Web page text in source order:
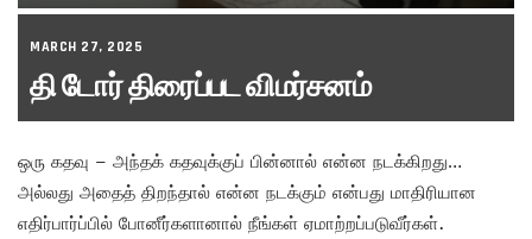
MARCH 27, 2025
தி டோர் திரைப்பட விமர்சனம்
ஒரு கதவு – அந்தக் கதவுக்குப் பின்னால் என்ன நடக்கிறது…
அல்லது அதைத் திறந்தால் என்ன நடக்கும் என்பது மாதிரியான
எதிர்பார்ப்பில் போனீர்களானால் நீங்கள் ஏமாற்றப்படுவீர்கள்.